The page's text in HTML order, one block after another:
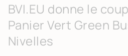
BVI.EU donne le
Panier Vert Green
Nivelles